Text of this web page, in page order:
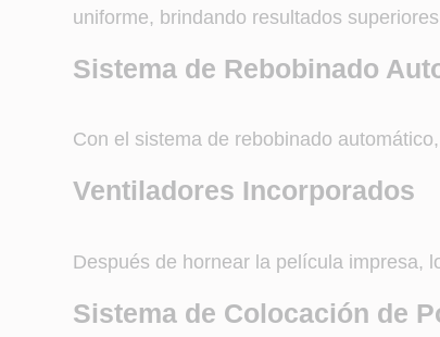
uniforme, brindando resultados
Sistema de Rebobinado
Con el sistema de rebobinado
Ventiladores Incorporados
Después de hornear la película impresa,
Sistema de Colocación de